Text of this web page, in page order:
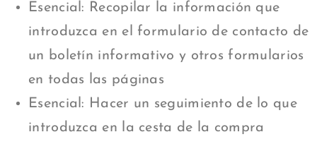
Esencial: Recopilar la información que
introduzca en el formulario de contacto de
un boletín informativo y otros formularios
en todas las páginas
Esencial: Hacer un seguimiento de lo que
introduzca en la cesta de la compra